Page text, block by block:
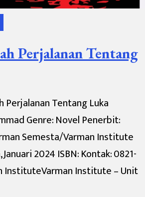
Perjalanan Tentang
Perjalanan Tentang Luka
Genre: Novel Penerbit:
Semesta/Varman Institute
2024 ISBN: Kontak: 0821-
InstituteVarman Institute – Unit